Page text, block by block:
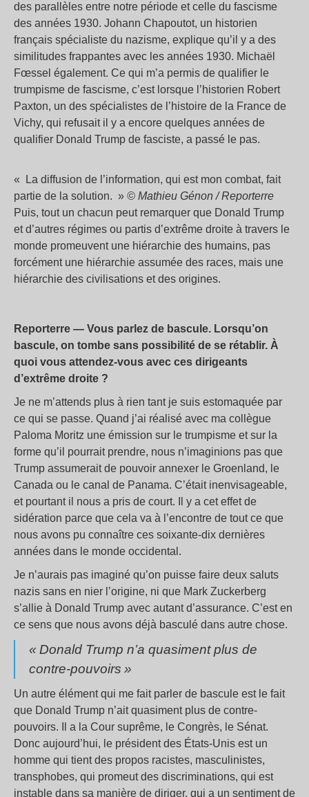
des parallèles entre notre période et celle du fascisme
des années 1930. Johann Chapoutot, un historien
français spécialiste du nazisme, explique qu’il y a des
similitudes frappantes avec les années 1930. Michaël
Fœssel également. Ce qui m’a permis de qualifier le
trumpisme de fascisme, c’est lorsque l’historien Robert
Paxton, un des spécialistes de l’histoire de la France de
Vichy, qui refusait il y a encore quelques années de
qualifier Donald Trump de fasciste, a passé le pas.
«
La diffusion de l’information, qui est mon combat, fait
partie de la solution. » © Mathieu Génon / Reporterre
Puis, tout un chacun peut remarquer que Donald Trump
et d’autres régimes ou partis d’extrême droite à travers le
monde promeuvent une hiérarchie des humains, pas
forcément une hiérarchie assumée des races, mais une
hiérarchie des civilisations et des origines.
Reporterre — Vous parlez de bascule. Lorsqu’on
bascule, on tombe sans possibilité de se rétablir. À
quoi vous attendez-vous avec ces dirigeants
d’extrême droite ?
Je ne m’attends plus à rien tant je suis estomaquée par
ce qui se passe. Quand j’ai réalisé avec ma collègue
Paloma Moritz une émission sur le trumpisme et sur la
forme qu’il pourrait prendre, nous n’imaginions pas que
Trump assumerait de pouvoir annexer le Groenland, le
Canada ou le canal de Panama. C’était inenvisageable,
et pourtant il nous a pris de court. Il y a cet effet de
sidération parce que cela va à l’encontre de tout ce que
nous avons pu connaître ces soixante-dix dernières
années dans le monde occidental.
Je n’aurais pas imaginé qu’on puisse faire deux saluts
nazis sans en nier l’origine, ni que Mark Zuckerberg
s’allie à Donald Trump avec autant d’assurance. C’est en
ce sens que nous avons déjà basculé dans autre chose.
« Donald Trump n’a quasiment plus de
contre-pouvoirs »
Un autre élément qui me fait parler de bascule est le fait
que Donald Trump n’ait quasiment plus de contre-
pouvoirs. Il a la Cour suprême, le Congrès, le Sénat.
Donc aujourd’hui, le président des États-Unis est un
homme qui tient des propos racistes, masculinistes,
transphobes, qui promeut des discriminations, qui est
instable dans sa manière de diriger, qui a un sentiment de